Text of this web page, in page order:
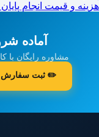
هزینه و قیمت انجام پایان
آماده
مشاوره رایگان با
✏️ ثبت سفارش